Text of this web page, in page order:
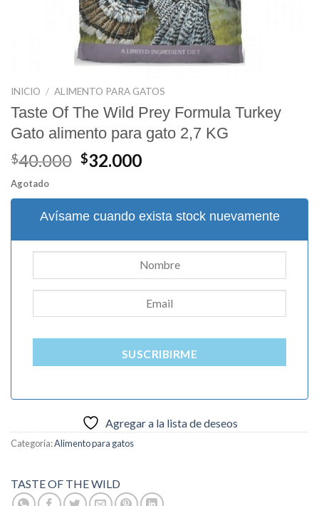
INICIO / ALIMENTO PARA GATOS
Taste Of The Wild Prey Formula Turkey
Gato alimento para gato 2,7 KG
$40.000 El
original
era:
$32.000El
actual
es:
Agotado
Avísame cuando exista stock nuevamente
SUSCRIBIRME
Agregar a la lista de deseos
Categoría:Alimento para gatos
TASTE OF THE WILD